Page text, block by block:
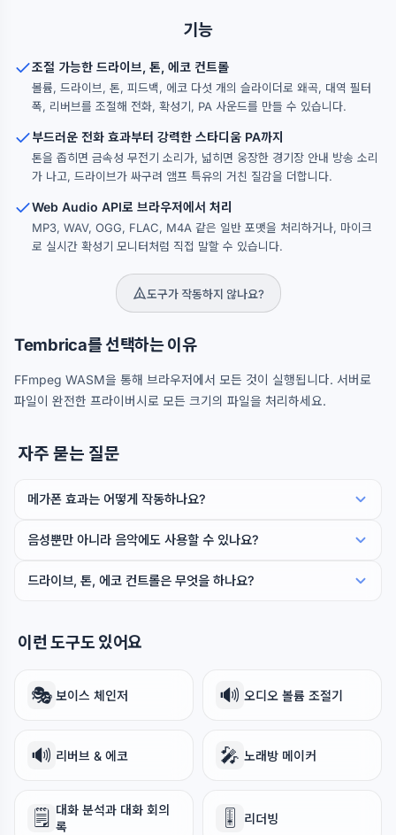
기능
조절 가능한 드라이브, 톤, 에코 컨트롤
볼륨, 드라이브, 톤, 피드백, 에코 다섯 개의 슬라이더로 왜곡, 대역 필터
폭, 리버브를 조절해 전화, 확성기, PA 사운드를 만들 수 있습니다.
부드러운 전화 효과부터 강력한 스타디움 PA까지
톤을 좁히면 금속성 무전기 소리가, 넓히면 웅장한 경기장 안내 방송 소리
가 나고, 드라이브가 싸구려 앰프 특유의 거친 질감을 더합니다.
Web Audio API로 브라우저에서 처리
MP3, WAV, OGG, FLAC, M4A 같은 일반 포맷을 처리하거나, 마이크
로 실시간 확성기 모니터처럼 직접 말할 수 있습니다.
도구가 작동하지 않나요?
Tembrica를 선택하는 이유
FFmpeg WASM을 통해 브라우저에서 모든 것이 실행됩니다. 서버로
파일이 완전한 프라이버시로 모든 크기의 파일을 처리하세요.
자주 묻는 질문
메가폰 효과는 어떻게 작동하나요?
음성뿐만 아니라 음악에도 사용할 수 있나요?
드라이브, 톤, 에코 컨트롤은 무엇을 하나요?
이런 도구도 있어요
🎭 보이스 체인저 🔊 오디오 볼륨 조절기
🔊 리버브 & 에코 🎤 노래방 메이커
🗒️ 대화 분석과 대화 회의
록
🎚️ 리더빙